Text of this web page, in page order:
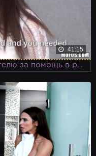
41:15
Дала в анал случайному водителю за помощь в ремонте сломавшейся тачки